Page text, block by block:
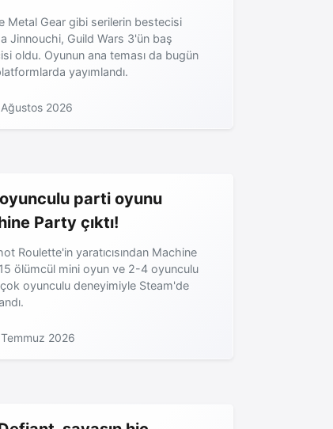
Metal Gear gibi serilerin bestecisi
Jinnouchi, Guild Wars 3'ün baş
oldu. Oyunun ana teması da bugün
yayımlandı.
2026
parti oyunu
Party çıktı!
Roulette'in yaratıcısından Machine
ölümcül mini oyun ve 2-4 oyunculu
oyunculu deneyimiyle Steam'de
2026